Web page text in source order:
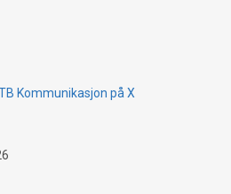
Kommunikasjon på X